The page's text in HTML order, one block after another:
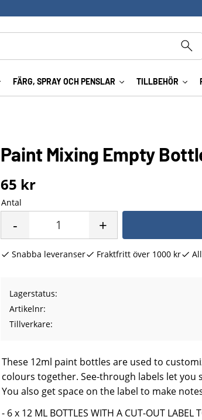
FÄRG, SPRAY OCH PENSLAR TILLBEHÖR
Paint Mixing Empty
65 kr
Antal
+
-
Snabba leveranser Fraktfritt över 1000 kr
Lagerstatus
Artikelnr
Tillverkare
These 12ml paint bottles are used to
colours together. See-through labels let you
You also get space on the label to make
- 6 x 12 ML BOTTLES WITH A CUT-OUT LABEL